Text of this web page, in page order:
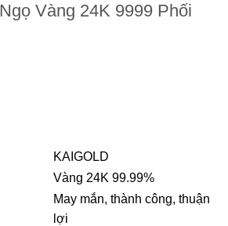
Vàng 24K 9999 Phối
KAIGOLD
Vàng 24K 99.99%
May mắn, thành công, thuận
lợi